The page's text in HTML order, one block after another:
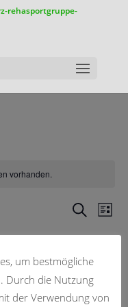
rehasportgruppe-
vorhanden.
SucheListe
um bestmögliche
Durch die Nutzung
der Verwendung von